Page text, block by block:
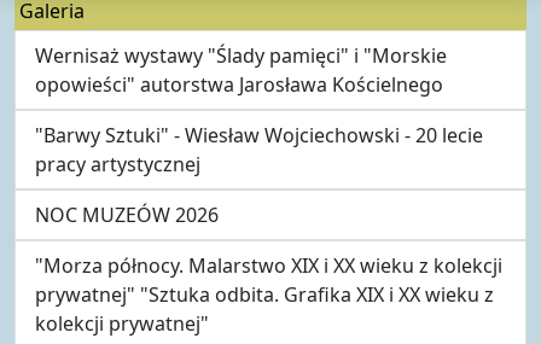
Galeria
Wernisaż wystawy "Ślady pamięci" i "Morskie
opowieści" autorstwa Jarosława Kościelnego
"Barwy Sztuki" - Wiesław Wojciechowski - 20 lecie
pracy artystycznej
NOC MUZEÓW 2026
"Morza północy. Malarstwo XIX i XX wieku z kolekcji
prywatnej" "Sztuka odbita. Grafika XIX i XX wieku z
kolekcji prywatnej"